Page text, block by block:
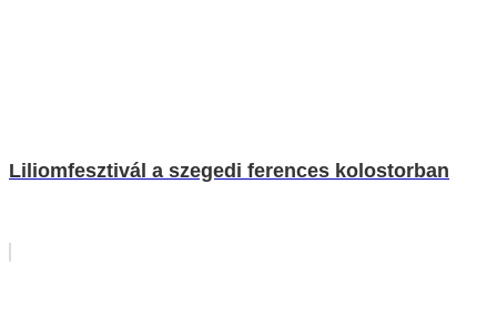
Liliomfesztivál a szegedi ferences kolostorban